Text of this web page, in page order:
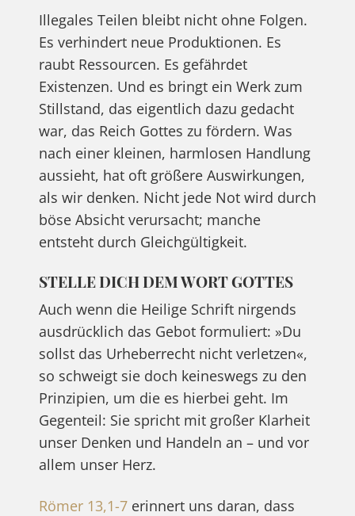
Illegales Teilen bleibt nicht ohne Folgen.
Es verhindert neue Produktionen. Es
raubt Ressourcen. Es gefährdet
Existenzen. Und es bringt ein Werk zum
Stillstand, das eigentlich dazu gedacht
war, das Reich Gottes zu fördern. Was
nach einer kleinen, harmlosen Handlung
aussieht, hat oft größere Auswirkungen,
als wir denken. Nicht jede Not wird durch
böse Absicht verursacht; manche
entsteht durch Gleichgültigkeit.
STELLE DICH DEM WORT GOTTES
Auch wenn die Heilige Schrift nirgends
ausdrücklich das Gebot formuliert: »Du
sollst das Urheberrecht nicht verletzen«,
so schweigt sie doch keineswegs zu den
Prinzipien, um die es hierbei geht. Im
Gegenteil: Sie spricht mit großer Klarheit
unser Denken und Handeln an – und vor
allem unser Herz.
Römer 13,1-7erinnert uns daran, dass